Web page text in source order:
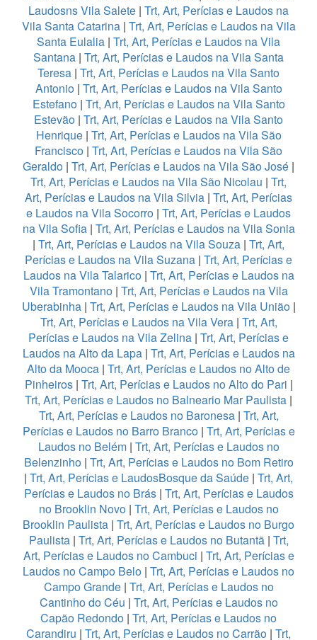
Laudosns Vila Salete | Trt, Art, Perícias e Laudos na
Vila Santa Catarina| Trt, Art, Perícias e Laudos na Vila
Santa Eulalia | Trt, Art, Perícias e Laudos na Vila
Santana | Trt, Art, Perícias e Laudos na Vila Santa
Teresa | Trt, Art, Perícias e Laudos na Vila Santo
Antonio| Trt, Art, Perícias e Laudos na Vila Santo
Estefano| Trt, Art, Perícias e Laudos na Vila Santo
Estevão | Trt, Art, Perícias e Laudos na Vila Santo
Henrique| Trt, Art, Perícias e Laudos na Vila São
Francisco | Trt, Art, Perícias e Laudos na Vila São
Geraldo | Trt, Art, Perícias e Laudos na Vila São José |
Trt, Art, Perícias e Laudos na Vila São Nicolau | Trt,
Art, Perícias e Laudos na Vila Silvia | Trt, Art, Perícias
e Laudos na Vila Socorro | Trt, Art, Perícias e Laudos
na Vila Sofia| Trt, Art, Perícias e Laudos na Vila Sonia
| Trt, Art, Perícias e Laudos na Vila Souza | Trt, Art,
Perícias e Laudos na Vila Suzana | Trt, Art, Perícias e
Laudos na Vila Talarico| Trt, Art, Perícias e Laudos na
Vila Tramontano| Trt, Art, Perícias e Laudos na Vila
Uberabinha| Trt, Art, Perícias e Laudos na Vila União|
Trt, Art, Perícias e Laudos na Vila Vera| Trt, Art,
Perícias e Laudos na Vila Zelina | Trt, Art, Perícias e
Laudos na Alto da Lapa| Trt, Art, Perícias e Laudos na
Alto da Mooca | Trt, Art, Perícias e Laudos no Alto de
Pinheiros| Trt, Art, Perícias e Laudos no Alto do Pari |
Trt, Art, Perícias e Laudos no Balneario Mar Paulista |
Trt, Art, Perícias e Laudos no Baronesa| Trt, Art,
Perícias e Laudos no Barro Branco| Trt, Art, Perícias e
Laudos no Belém| Trt, Art, Perícias e Laudos no
Belenzinho| Trt, Art, Perícias e Laudos no Bom Retiro
| Trt, Art, Perícias e LaudosBosque da Saúde | Trt, Art,
Perícias e Laudos no Brás| Trt, Art, Perícias e Laudos
no Brooklin Novo| Trt, Art, Perícias e Laudos no
Brooklin Paulista | Trt, Art, Perícias e Laudos no Burgo
Paulista| Trt, Art, Perícias e Laudos no Butantã| Trt,
Art, Perícias e Laudos no Cambuci | Trt, Art, Perícias e
Laudos no Campo Belo | Trt, Art, Perícias e Laudos no
Campo Grande| Trt, Art, Perícias e Laudos no
Cantinho do Céu | Trt, Art, Perícias e Laudos no
Capão Redondo | Trt, Art, Perícias e Laudos no
Carandiru | Trt, Art, Perícias e Laudos no Carrão | Trt,